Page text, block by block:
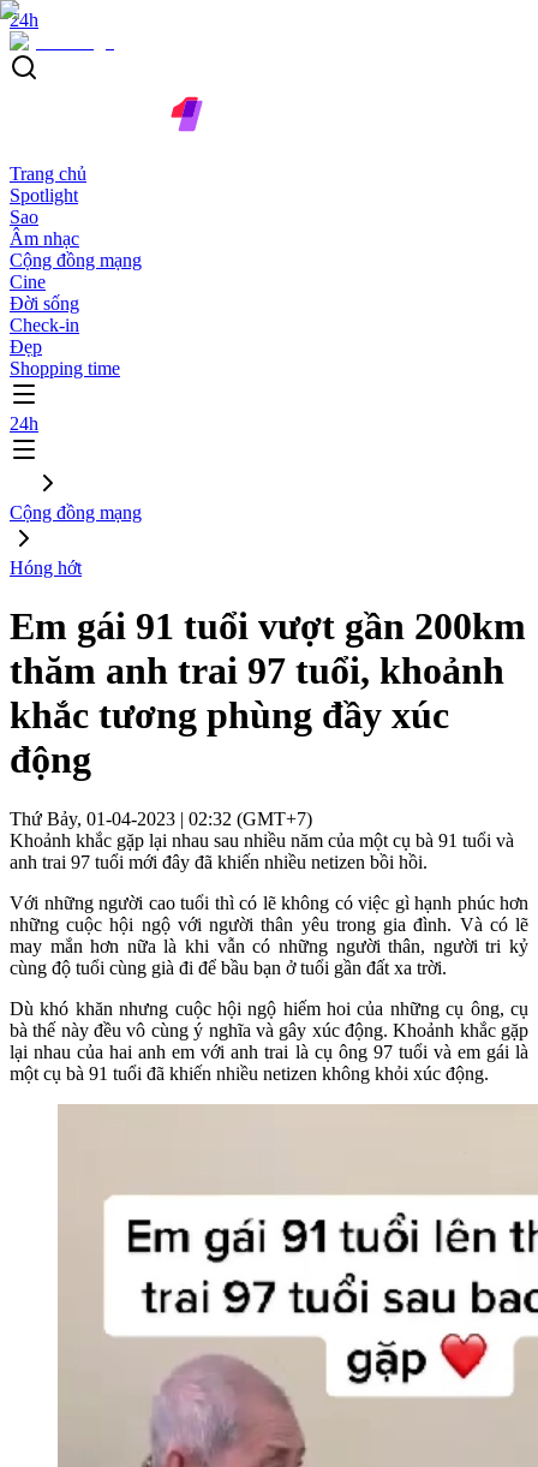
24h
Trang chủ
Spotlight
Sao
Âm nhạc
Cộng đồng mạng
Cine
Đời sống
Check-in
Đẹp
Shopping time
24h
Cộng đồng mạng
Hóng hớt
Em gái 91 tuổi vượt gần 200km
thăm anh trai 97 tuổi, khoảnh
khắc tương phùng đầy xúc
động
Thứ Bảy, 01-04-2023 | 02:32 (GMT+7)
Khoảnh khắc gặp lại nhau sau nhiều năm của một cụ bà 91 tuổi và
anh trai 97 tuổi mới đây đã khiến nhiều netizen bồi hồi.
Với những người cao tuổi thì có lẽ không có việc gì hạnh phúc hơn
những cuộc hội ngộ với người thân yêu trong gia đình. Và có lẽ
may mắn hơn nữa là khi vẫn có những người thân, người tri kỷ
cùng độ tuổi cùng già đi để bầu bạn ở tuổi gần đất xa trời.
Dù khó khăn nhưng cuộc hội ngộ hiếm hoi của những cụ ông, cụ
bà thế này đều vô cùng ý nghĩa và gây xúc động. Khoảnh khắc gặp
lại nhau của hai anh em với anh trai là cụ ông 97 tuổi và em gái là
một cụ bà 91 tuổi đã khiến nhiều netizen không khỏi xúc động.